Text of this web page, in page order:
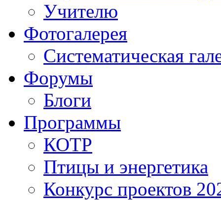
Учителю
Фотогалерея
Систематическая
Форумы
Блоги
Программы
КОТР
Птицы и энергетика
Конкурс проектов